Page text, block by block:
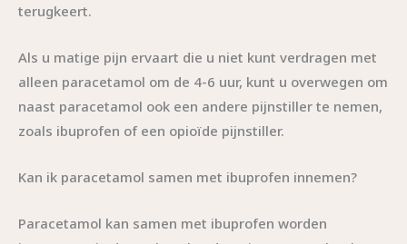
terugkeert.
Als u matige pijn ervaart die u niet kunt verdragen met
alleen paracetamol om de 4-6 uur, kunt u overwegen om
naast paracetamol ook een andere pijnstiller te nemen,
zoals ibuprofen of een opioïde pijnstiller.
Kan ik paracetamol samen met ibuprofen innemen?
Paracetamol kan samen met ibuprofen worden